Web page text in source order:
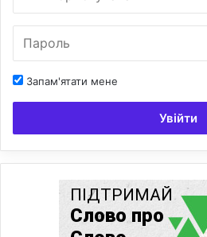
Запам'ятати мене
Увійти